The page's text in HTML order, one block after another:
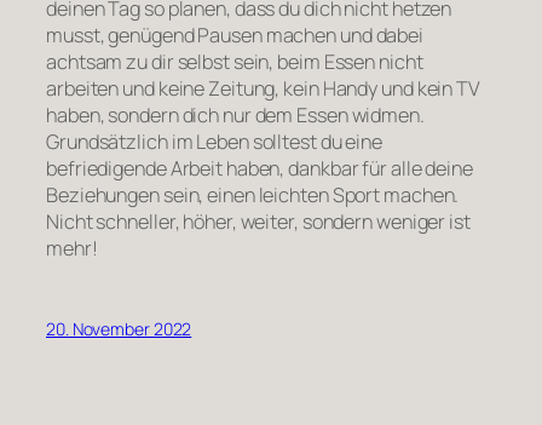
deinen Tag so planen, dass du dich nicht hetzen
musst, genügend Pausen machen und dabei
achtsam zu dir selbst sein, beim Essen nicht
arbeiten und keine Zeitung, kein Handy und kein TV
haben, sondern dich nur dem Essen widmen.
Grundsätzlich im Leben solltest du eine
befriedigende Arbeit haben, dankbar für alle deine
Beziehungen sein, einen leichten Sport machen.
Nicht schneller, höher, weiter, sondern weniger ist
mehr!
20. November 2022